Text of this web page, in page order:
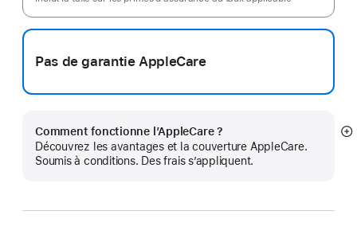
Pas de garantie AppleCare
Comment fonctionne l’AppleCare ?
Découvrez les avantages et la couverture AppleCare.
Soumis à conditions. Des frais s’appliquent.